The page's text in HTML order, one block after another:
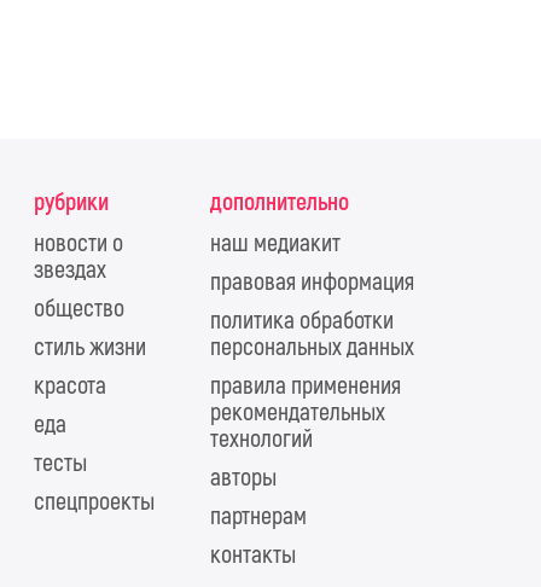
рубрики
новости о
звездах
общество
стиль жизни
красота
еда
тесты
спецпроекты
дополнительно
наш медиакит
правовая информация
политика обработки
персональных данных
правила применения
рекомендательных
технологий
авторы
партнерам
контакты